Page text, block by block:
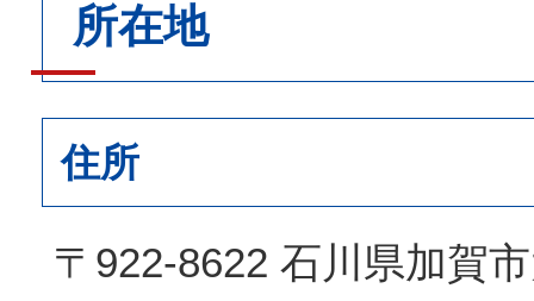
所在地
住所
〒922-8622 石川県加賀